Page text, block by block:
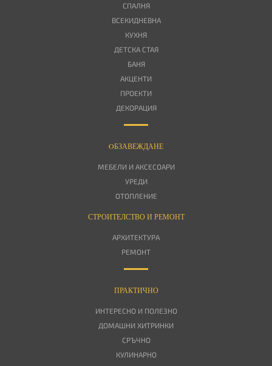
СПАЛНЯ
ВСЕКИДНЕВНА
КУХНЯ
ДЕТСКА СТАЯ
БАНЯ
АКЦЕНТИ
ПРОЕКТИ
ДЕКОРАЦИЯ
OБЗАВЕЖДАНЕ
МЕБЕЛИ И АКСЕСОАРИ
УРЕДИ
ОТОПЛЕНИЕ
СТРОИТЕЛСТВО И РЕМОНТ
АРХИТЕКТУРА
РЕМОНТ
ПРАКТИЧНО
ИНТЕРЕСНО И ПОЛЕЗНО
ДОМАШНИ ХИТРИНКИ
СРЪЧНО
КУЛИНАРНО